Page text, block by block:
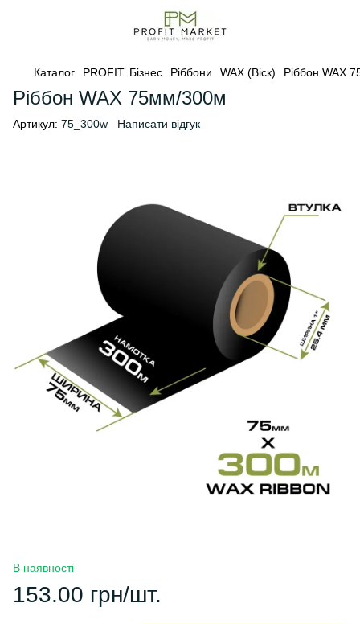
Каталог PROFIT. Бізнес Ріббони WAX (Віск) Ріббон WAX
Ріббон WAX 75мм/300м
Артикул: 75_300w Написати відгук
В наявності
153.00 грн/шт.